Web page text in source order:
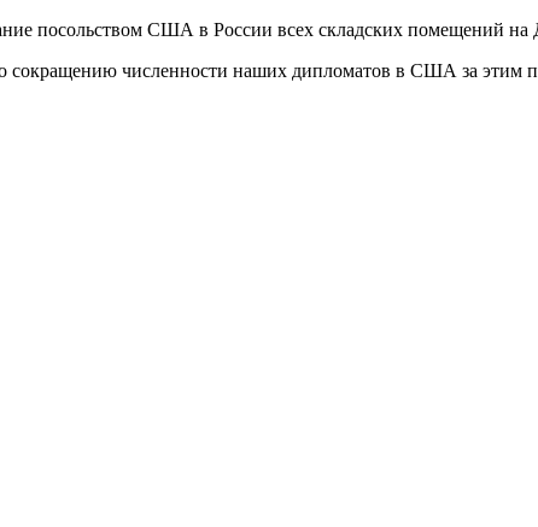
посольством США в России всех складских помещений
сокращению численности наших дипломатов в США за этим